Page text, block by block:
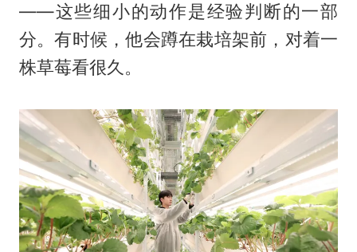
——这些细小的动作是经验判断的一部
分。有时候，他会蹲在栽培架前，对着一
株草莓看很久。